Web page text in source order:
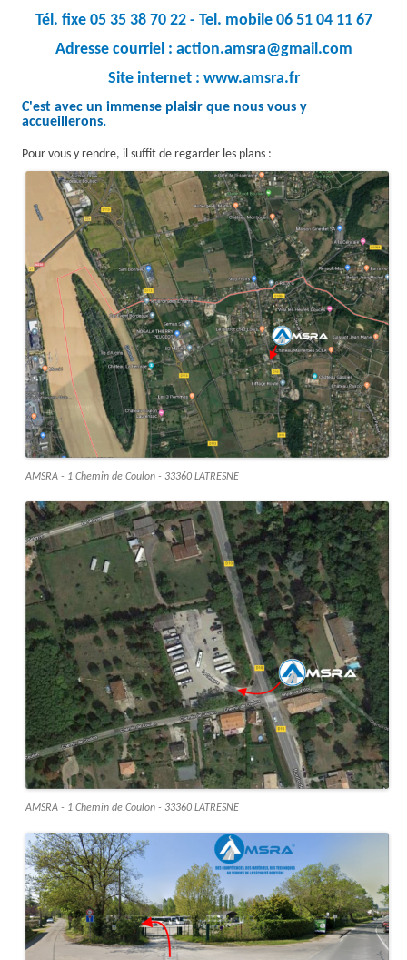
Tél. fixe 05 35 38 70 22 - Tel. mobile 06 51 04 11 67
Adresse courriel : action.amsra@gmail.com
Site internet : www.amsra.fr
C'est avec un immense plaisir que nous vous y
accueillerons.
Pour vous y rendre, il suffit de regarder les plans :
AMSRA - 1 Chemin de Coulon - 33360 LATRESNE
AMSRA - 1 Chemin de Coulon - 33360 LATRESNE